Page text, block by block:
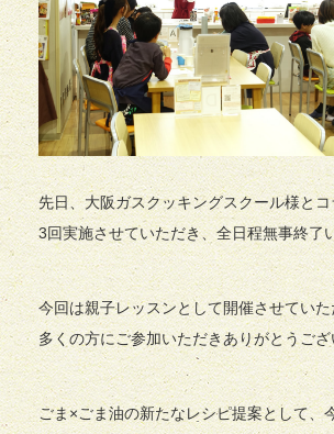
先日、大阪ガスクッキングスクール様と
3回実施させていただき、全日程無事終了
今回は親子レッスンとして開催させてい
多くの方にご参加いただきありがとうご
ごま×ごま油の新たなレシピ提案として、